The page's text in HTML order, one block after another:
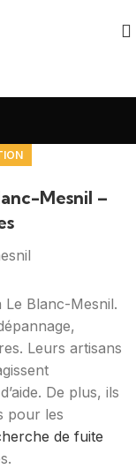
Mesnil –
Blanc-Mesnil.
Leurs artisans
De plus, ils
pour les
de fuite